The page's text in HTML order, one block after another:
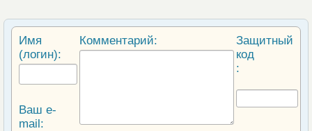
Имя
(логин):
Ваш e-
mail:
Комментарий:
Защитный
код
: